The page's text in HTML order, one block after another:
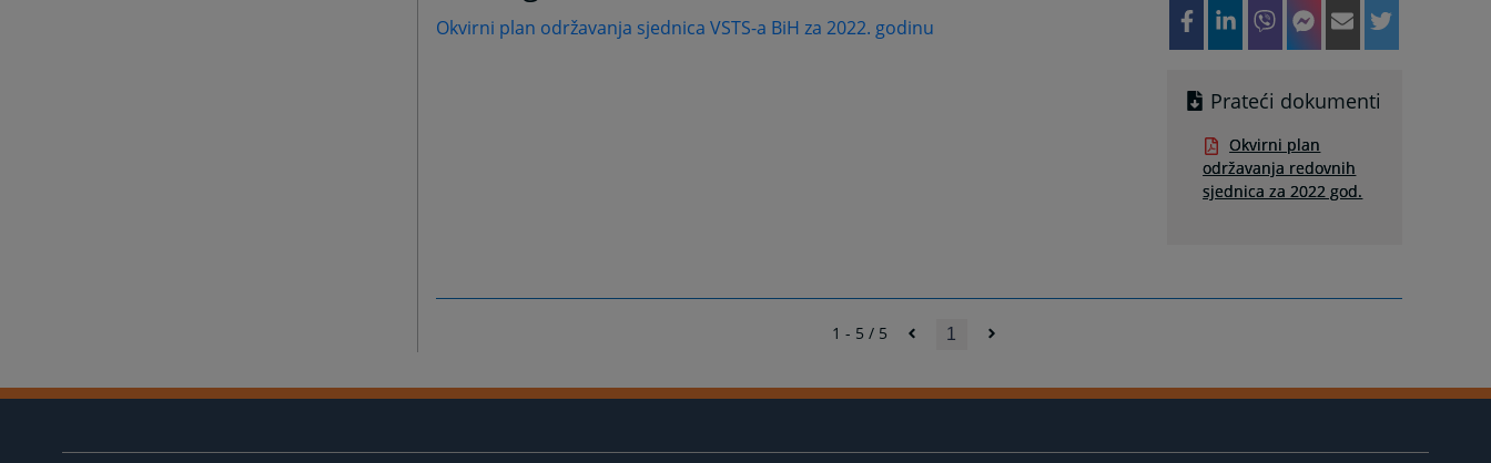
Okvirni plan održavanja sjednica VSTS-a BiH za 2022. godinu
Prateći dokumenti
Okvirni plan
održavanja redovnih
sjednica za 2022 god.
1 - 5 / 5 1